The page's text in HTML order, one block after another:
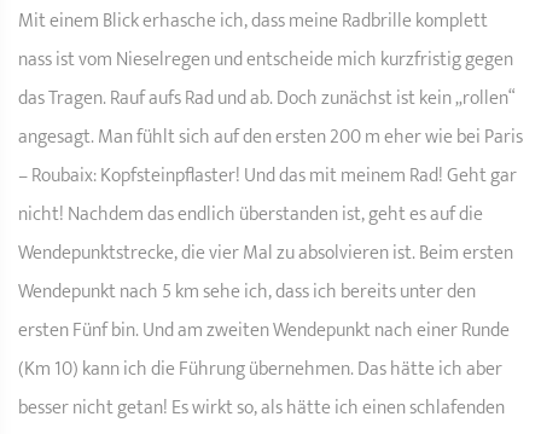
Mit einem Blick erhasche ich, dass meine Radbrille komplett
nass ist vom Nieselregen und entscheide mich kurzfristig gegen
das Tragen. Rauf aufs Rad und ab. Doch zunächst ist kein „rollen“
angesagt. Man fühlt sich auf den ersten 200 m eher wie bei Paris
– Roubaix: Kopfsteinpflaster! Und das mit meinem Rad! Geht gar
nicht! Nachdem das endlich überstanden ist, geht es auf die
Wendepunktstrecke, die vier Mal zu absolvieren ist. Beim ersten
Wendepunkt nach 5 km sehe ich, dass ich bereits unter den
ersten Fünf bin. Und am zweiten Wendepunkt nach einer Runde
(Km 10) kann ich die Führung übernehmen. Das hätte ich aber
besser nicht getan! Es wirkt so, als hätte ich einen schlafenden